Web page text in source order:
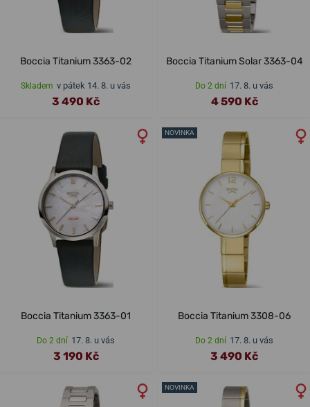
Boccia Titanium 3363-02
Skladem v pátek 14. 8. u vás
3 490 Kč
Boccia Titanium Solar 3363-04
Do 2 dní 17. 8. u vás
4 590 Kč
Boccia Titanium 3363-01
Do 2 dní 17. 8. u vás
3 190 Kč
NOVINKA
Boccia Titanium 3308-06
Do 2 dní 17. 8. u vás
3 490 Kč
NOVINKA